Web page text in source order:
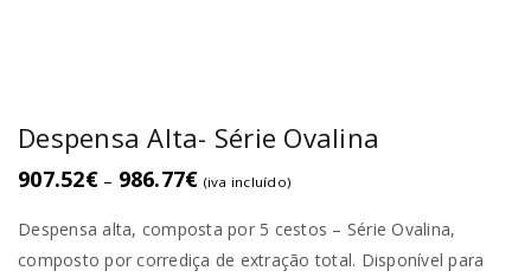
Despensa Alta- Série Ovalina
907.52€ – 986.77€ (iva incluído)
Despensa alta, composta por 5 cestos – Série Ovalina,
composto por corrediça de extração total. Disponível para